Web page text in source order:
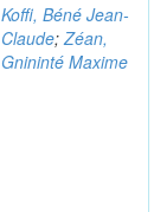
Koffi, Béné Jean-
Claude; Zéan,
Gnininté Maxime